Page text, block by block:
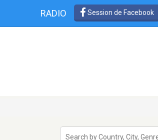
RADIO Session de Facebook